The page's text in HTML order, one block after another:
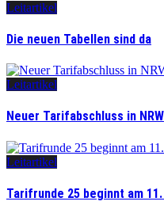
Leitartikel
Die neuen Tabellen sind da
Leitartikel
Neuer Tarifabschluss in NRW
Leitartikel
Tarifrunde 25 beginnt am